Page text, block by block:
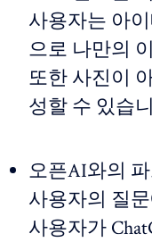
사용자는 아
으로 나만의
또한 사진이
성할 수 있습
오픈AI와의
사용자의 질
사용자가